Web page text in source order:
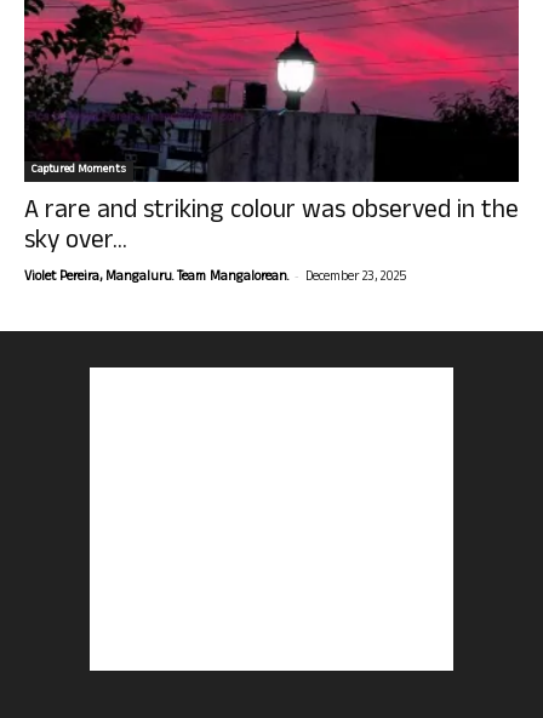
Captured Moments
A rare and striking colour was observed in the
sky over...
Violet Pereira, Mangaluru. Team Mangalorean. - December 23, 2025